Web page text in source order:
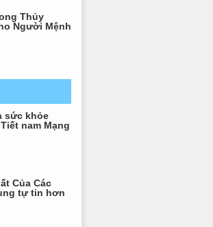
Thủy
Người Mệnh
sức khỏe
nam Mạng
Của Các
tự tin hơn